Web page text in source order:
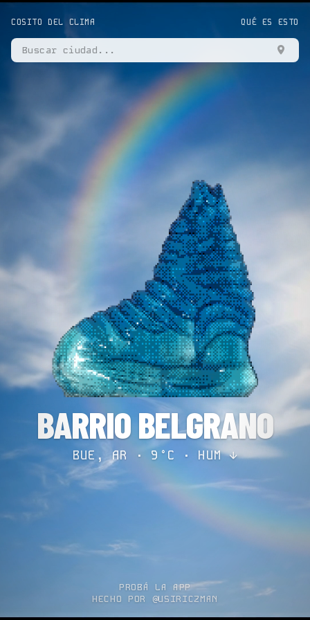
COSITO DEL CLIMA QUÉ ES ESTO
BARRIO BELGRANO
BUE, AR · 9°C · HUM ↓
PROBÁ LA APP
HECHO POR @USIRICZMAN